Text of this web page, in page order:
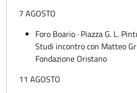
7 AGOSTO
Foro Boario · Piazza G. L.
Studi incontro con Matteo
Fondazione Oristano
11 AGOSTO